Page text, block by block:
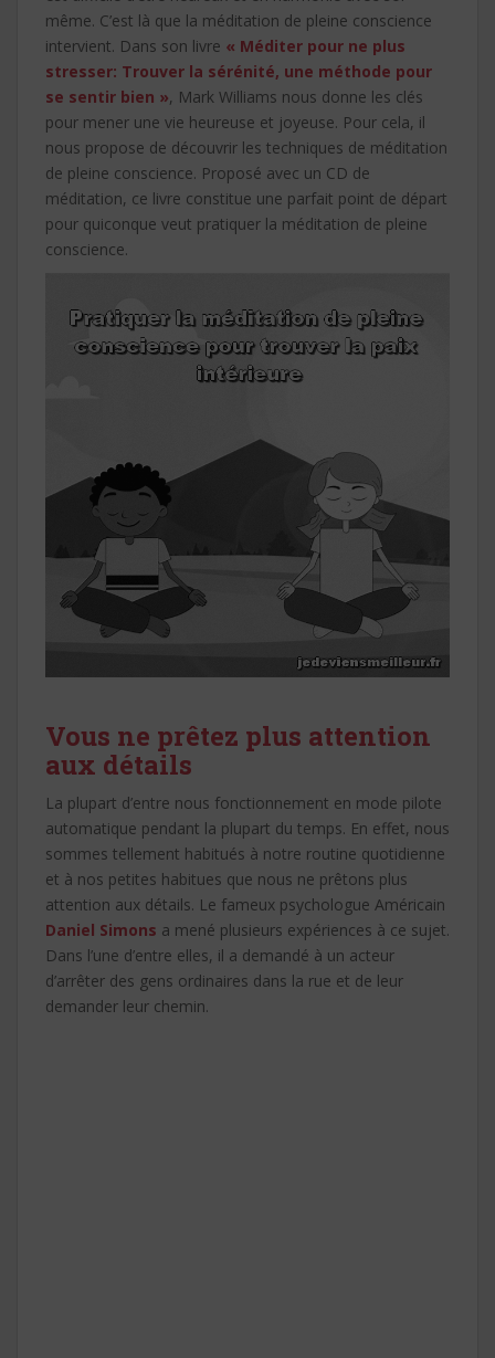
même. C’est là que la méditation de pleine conscience
intervient. Dans son livre « Méditer pour ne plus
stresser: Trouver la sérénité, une méthode pour
se sentir bien », Mark Williams nous donne les clés
pour mener une vie heureuse et joyeuse. Pour cela, il
nous propose de découvrir les techniques de méditation
de pleine conscience. Proposé avec un CD de
méditation, ce livre constitue une parfait point de départ
pour quiconque veut pratiquer la méditation de pleine
conscience.
Vous ne prêtez plus attention
aux détails
La plupart d’entre nous fonctionnement en mode pilote
automatique pendant la plupart du temps. En effet, nous
sommes tellement habitués à notre routine quotidienne
et à nos petites habitues que nous ne prêtons plus
attention aux détails. Le fameux psychologue Américain
Daniel Simons a mené plusieurs expériences à ce sujet.
Dans l’une d’entre elles, il a demandé à un acteur
d’arrêter des gens ordinaires dans la rue et de leur
demander leur chemin.